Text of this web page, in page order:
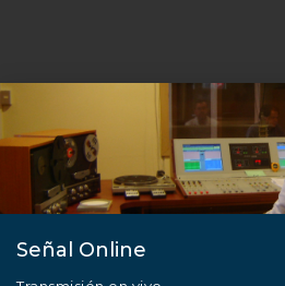
Señal Online